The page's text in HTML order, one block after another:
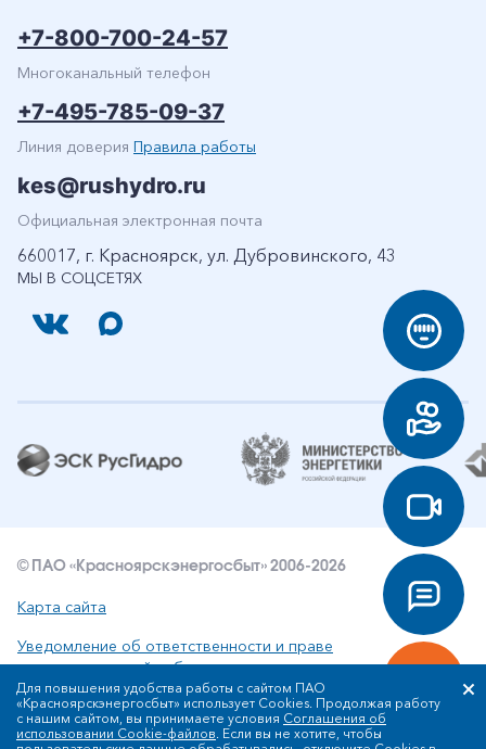
МЫ В СОЦСЕТЯХ
+7-800-700-24-57
Многоканальный телефон
+7-495-785-09-37
Линия доверия Правила работы
kes@rushydro.ru
Официальная электронная почта
660017, г. Красноярск, ул. Дубровинского, 43
© ПАО «Красноярскэнергосбыт» 2006-2026
Карта сайта
Уведомление об ответственности и праве
интеллектуальной собственности
Политика ПАО «Красноярскэнергосбыт» в отношении
обработки персональных данных
Для повышения удобства работы с сайтом ПАО
«Красноярскэнергосбыт» использует Cookies. Продолжая работу
с нашим сайтом, вы принимаете условия Соглашения об
использовании Cookie-файлов. Если вы не хотите, чтобы